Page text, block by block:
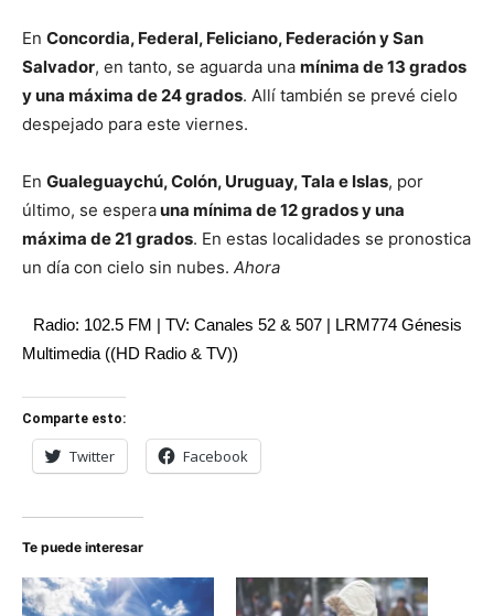
En Concordia, Federal, Feliciano, Federación y San
Salvador, en tanto, se aguarda una mínima de 13 grados
y una máxima de 24 grados. Allí también se prevé cielo
despejado para este viernes.
En Gualeguaychú, Colón, Uruguay, Tala e Islas, por
último, se esperauna mínima de 12 grados y una
máxima de 21 grados. En estas localidades se pronostica
un día con cielo sin nubes. Ahora
Radio: 102.5 FM | TV: Canales 52 & 507 | LRM774 Génesis
Multimedia ((HD Radio & TV))
Comparte esto:
Twitter Facebook
Te puede interesar